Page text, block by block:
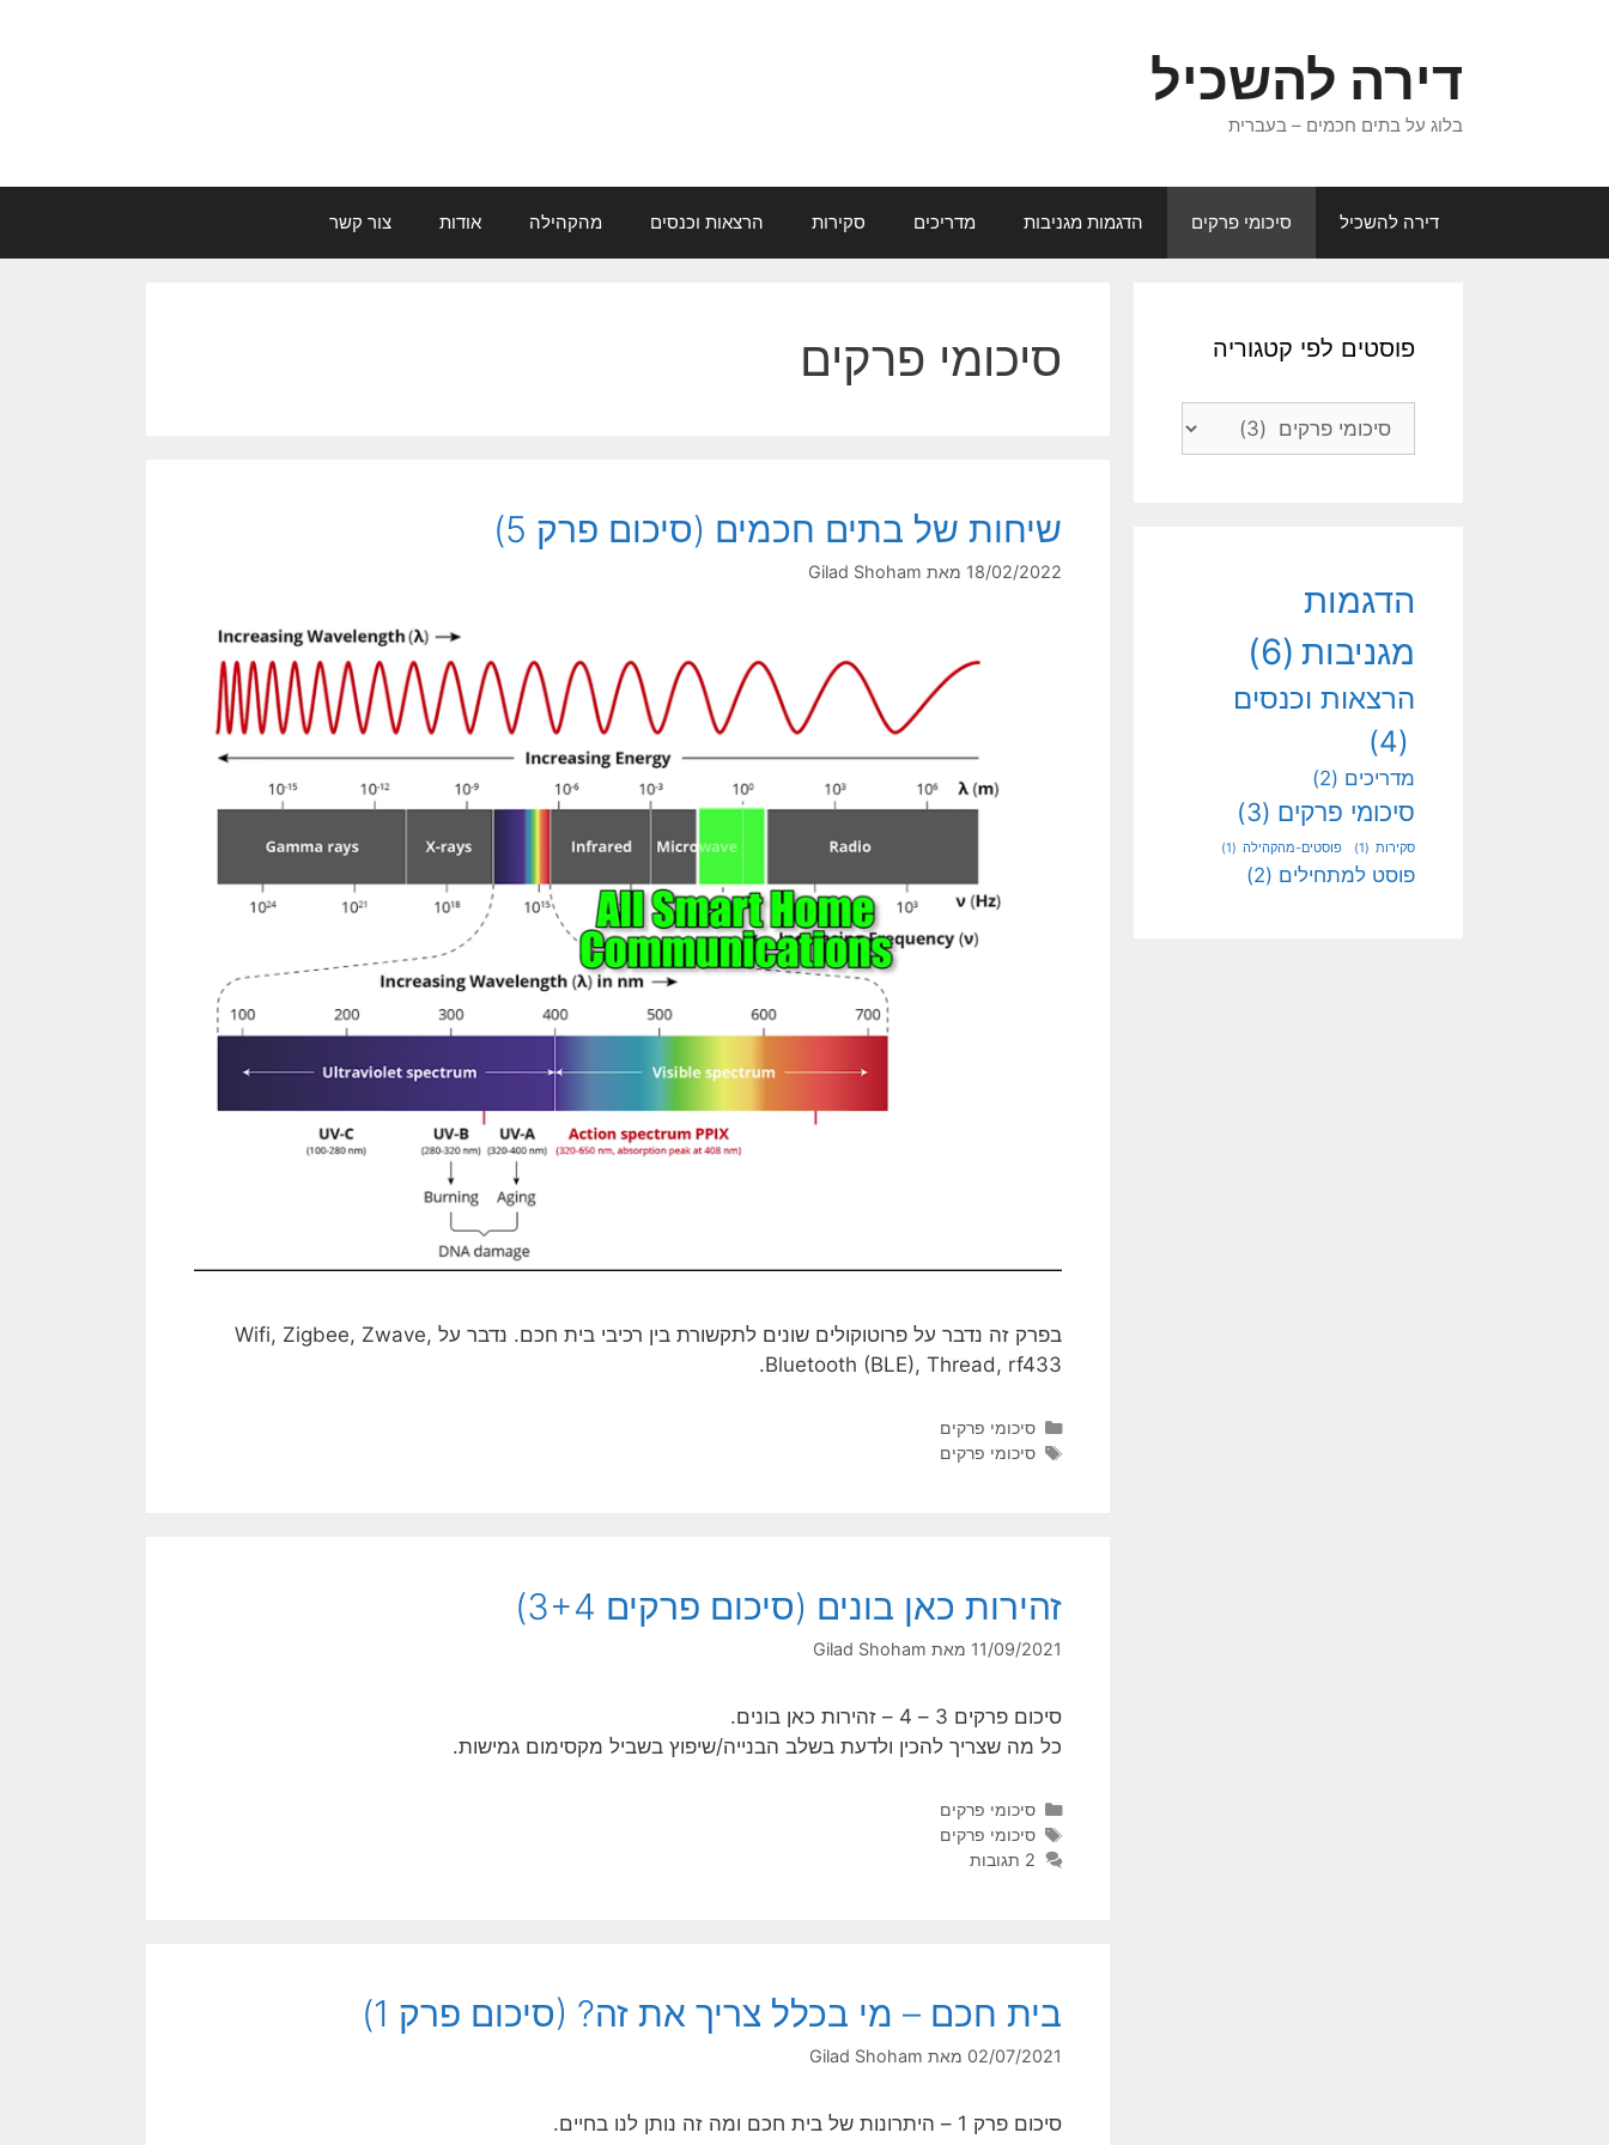
דירה להשכיל
בלוג על בתים חכמים – בעברית
דירה להשכיל סיכומי פרקים הדגמות מגניבות מדריכים סקירות הרצאות וכנסים מהקהילה אודות צור קשר
סיכומי פרקים
שיחות של בתים חכמים (סיכום פרק 5)
18/02/2022 מאת Gilad Shoham
בפרק זה נדבר על פרוטוקולים שונים לתקשורת בין רכיבי בית חכם. נדבר על Wifi, Zigbee, Zwave,
Bluetooth (BLE), Thread, rf433.
קטגוריות
סיכומי פרקים
תגיות
סיכומי פרקים
זהירות כאן בונים (סיכום פרקים 3+4)
11/09/2021 מאת Gilad Shoham
סיכום פרקים 3 – 4 – זהירות כאן בונים.
כל מה שצריך להכין ולדעת בשלב הבנייה/שיפוץ בשביל מקסימום גמישות.
קטגוריות
סיכומי פרקים
תגיות
סיכומי פרקים
2 תגובות
בית חכם – מי בכלל צריך את זה? (סיכום פרק 1)
02/07/2021 מאת Gilad Shoham
סיכום פרק 1 – היתרונות של בית חכם ומה זה נותן לנו בחיים.
פוסטים לפי קטגוריה
הדגמות
מגניבות (6)
הרצאות וכנסים
(4)
מדריכים (2)
סיכומי פרקים (3)
סקירות (1) פוסטים-מהקהילה (1)
פוסט למתחילים (2)